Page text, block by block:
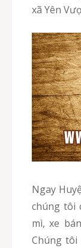
xã Yên
Ngay Huyện Văn Lãng của Lạng Sơn, hiện tại
chúng tôi
mì, xe
Chúng